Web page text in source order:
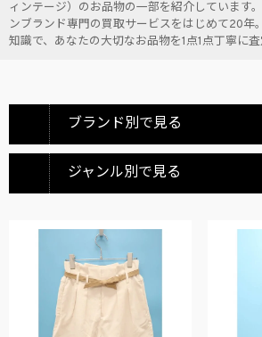
ィンテージ）のお品物の一部を紹介しています
ンブランド専門の買取サービスをはじめて20年
知識で、あなたの大切なお品物を1点1点丁寧に査
ブランド別で見る
ジャンル別で見る